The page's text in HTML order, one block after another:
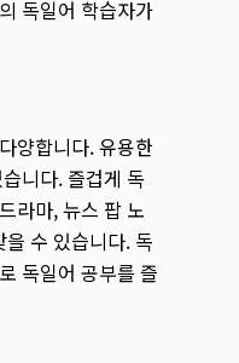
독일어 학습자가
양합니다. 유용한
니다. 즐겁게 독
라마, 뉴스 팝 노
수 있습니다. 독
독일어 공부를 즐